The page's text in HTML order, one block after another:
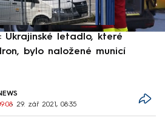
letadlo, které
bylo naložené municí
• 29. zář 2021, 08:35